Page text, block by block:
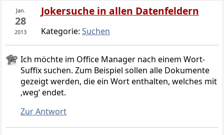
Jan.
28
2013
Jokersuche in allen Datenfeldern
Kategorie: Suchen
Ich möchte im Office Manager nach einem Wort-
Suffix suchen. Zum Beispiel sollen alle Dokumente
gezeigt werden, die ein Wort enthalten, welches mit
‚weg‘ endet.
Zur Antwort